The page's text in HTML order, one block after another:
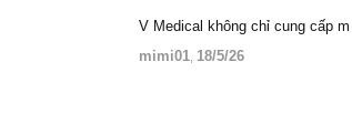
V Medical không chỉ cung cấp
mimi01 18/5/26